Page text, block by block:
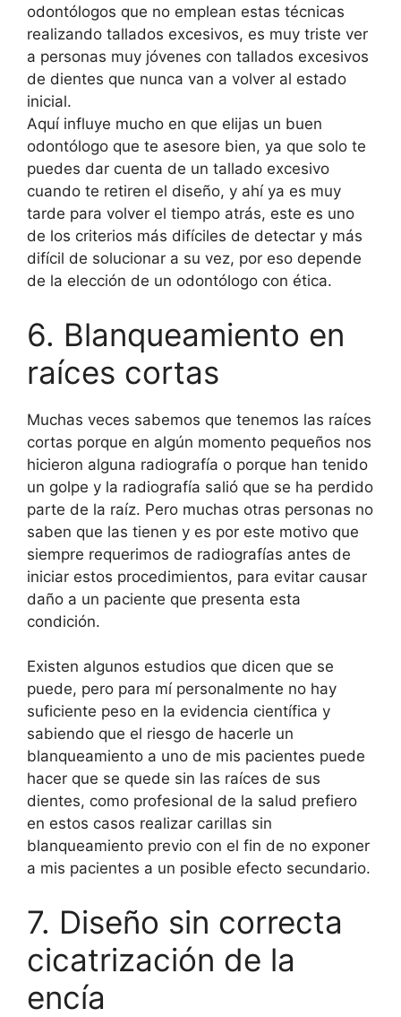
odontólogos que no emplean estas técnicas
realizando tallados excesivos, es muy triste ver
a personas muy jóvenes con tallados excesivos
de dientes que nunca van a volver al estado
inicial.
Aquí influye mucho en que elijas un buen
odontólogo que te asesore bien, ya que solo te
puedes dar cuenta de un tallado excesivo
cuando te retiren el diseño, y ahí ya es muy
tarde para volver el tiempo atrás, este es uno
de los criterios más difíciles de detectar y más
difícil de solucionar a su vez, por eso depende
de la elección de un odontólogo con ética.
6. Blanqueamiento en
raíces cortas
Muchas veces sabemos que tenemos las raíces
cortas porque en algún momento pequeños nos
hicieron alguna radiografía o porque han tenido
un golpe y la radiografía salió que se ha perdido
parte de la raíz. Pero muchas otras personas no
saben que las tienen y es por este motivo que
siempre requerimos de radiografías antes de
iniciar estos procedimientos, para evitar causar
daño a un paciente que presenta esta
condición.
Existen algunos estudios que dicen que se
puede, pero para mí personalmente no hay
suficiente peso en la evidencia científica y
sabiendo que el riesgo de hacerle un
blanqueamiento a uno de mis pacientes puede
hacer que se quede sin las raíces de sus
dientes, como profesional de la salud prefiero
en estos casos realizar carillas sin
blanqueamiento previo con el fin de no exponer
a mis pacientes a un posible efecto secundario.
7. Diseño sin correcta
cicatrización de la
encía